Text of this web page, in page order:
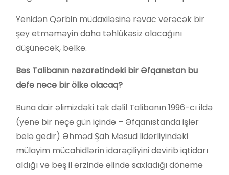
Yenidən Qərbin müdaxiləsinə rəvac verəcək bir
şey etməməyin daha təhlükəsiz olacağını
düşünəcək, bəlkə.
Bəs Talibanın nəzarətindəki bir Əfqanıstan bu
dəfə necə bir ölkə olacaq?
Buna dair əlimizdəki tək dəlil Talibanın 1996-cı ildə
(yenə bir neçə gün içində – Əfqanıstanda işlər
belə gedir) Əhməd Şah Məsud liderliyindəki
mülayim mücahidlərin idarəçiliyini devirib iqtidarı
aldığı və beş il ərzində əlində saxladığı dönəmə